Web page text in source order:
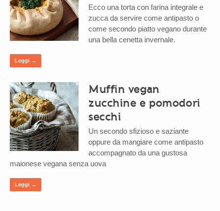
Ecco una torta con farina integrale e
zucca da servire come antipasto o
come secondo piatto vegano durante
una bella cenetta invernale.
Leggi →
Muffin vegan
zucchine e pomodori
secchi
Un secondo sfizioso e saziante
oppure da mangiare come antipasto
accompagnato da una gustosa
maionese vegana senza uova
Leggi →